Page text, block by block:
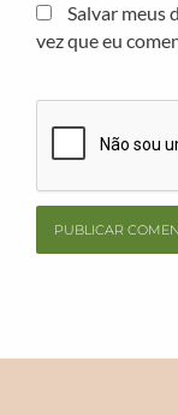
Salvar meus
vez que eu